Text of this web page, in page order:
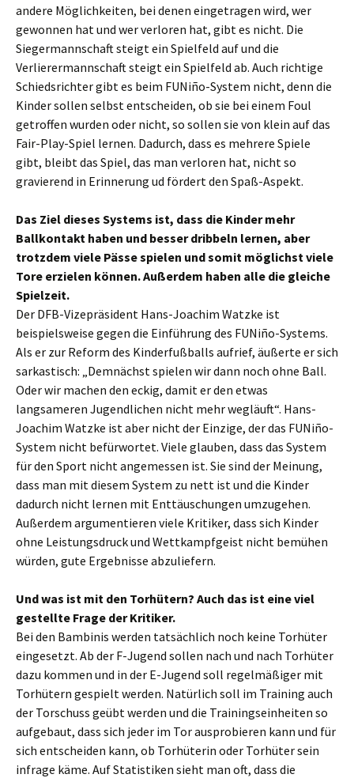
andere Möglichkeiten, bei denen eingetragen wird, wer
gewonnen hat und wer verloren hat, gibt es nicht. Die
Siegermannschaft steigt ein Spielfeld auf und die
Verlierermannschaft steigt ein Spielfeld ab. Auch richtige
Schiedsrichter gibt es beim FUNiño-System nicht, denn die
Kinder sollen selbst entscheiden, ob sie bei einem Foul
getroffen wurden oder nicht, so sollen sie von klein auf das
Fair-Play-Spiel lernen. Dadurch, dass es mehrere Spiele
gibt, bleibt das Spiel, das man verloren hat, nicht so
gravierend in Erinnerung ud fördert den Spaß-Aspekt.
Das Ziel dieses Systems ist, dass die Kinder mehr
Ballkontakt haben und besser dribbeln lernen, aber
trotzdem viele Pässe spielen und somit möglichst viele
Tore erzielen können. Außerdem haben alle die gleiche
Spielzeit.
Der DFB-Vizepräsident Hans-Joachim Watzke ist
beispielsweise gegen die Einführung des FUNiño-Systems.
Als er zur Reform des Kinderfußballs aufrief, äußerte er sich
sarkastisch: „Demnächst spielen wir dann noch ohne Ball.
Oder wir machen den eckig, damit er den etwas
langsameren Jugendlichen nicht mehr wegläuft“. Hans-
Joachim Watzke ist aber nicht der Einzige, der das FUNiño-
System nicht befürwortet. Viele glauben, dass das System
für den Sport nicht angemessen ist. Sie sind der Meinung,
dass man mit diesem System zu nett ist und die Kinder
dadurch nicht lernen mit Enttäuschungen umzugehen.
Außerdem argumentieren viele Kritiker, dass sich Kinder
ohne Leistungsdruck und Wettkampfgeist nicht bemühen
würden, gute Ergebnisse abzuliefern.
Und was ist mit den Torhütern? Auch das ist eine viel
gestellte Frage der Kritiker.
Bei den Bambinis werden tatsächlich noch keine Torhüter
eingesetzt. Ab der F-Jugend sollen nach und nach Torhüter
dazu kommen und in der E-Jugend soll regelmäßiger mit
Torhütern gespielt werden. Natürlich soll im Training auch
der Torschuss geübt werden und die Trainingseinheiten so
aufgebaut, dass sich jeder im Tor ausprobieren kann und für
sich entscheiden kann, ob Torhüterin oder Torhüter sein
infrage käme. Auf Statistiken sieht man oft, dass die